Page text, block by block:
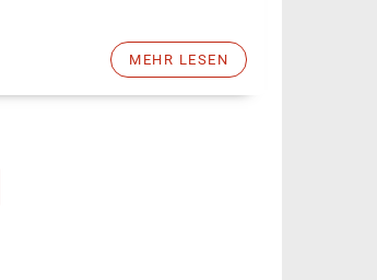
MEHR LESEN